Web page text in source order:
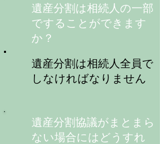
遺産分割は相続人の一部
ですることができます
か？
​遺産分割は相続人全員で
しなければなりません
​遺産分割協議がまとまら
ない場合にはどうすれ